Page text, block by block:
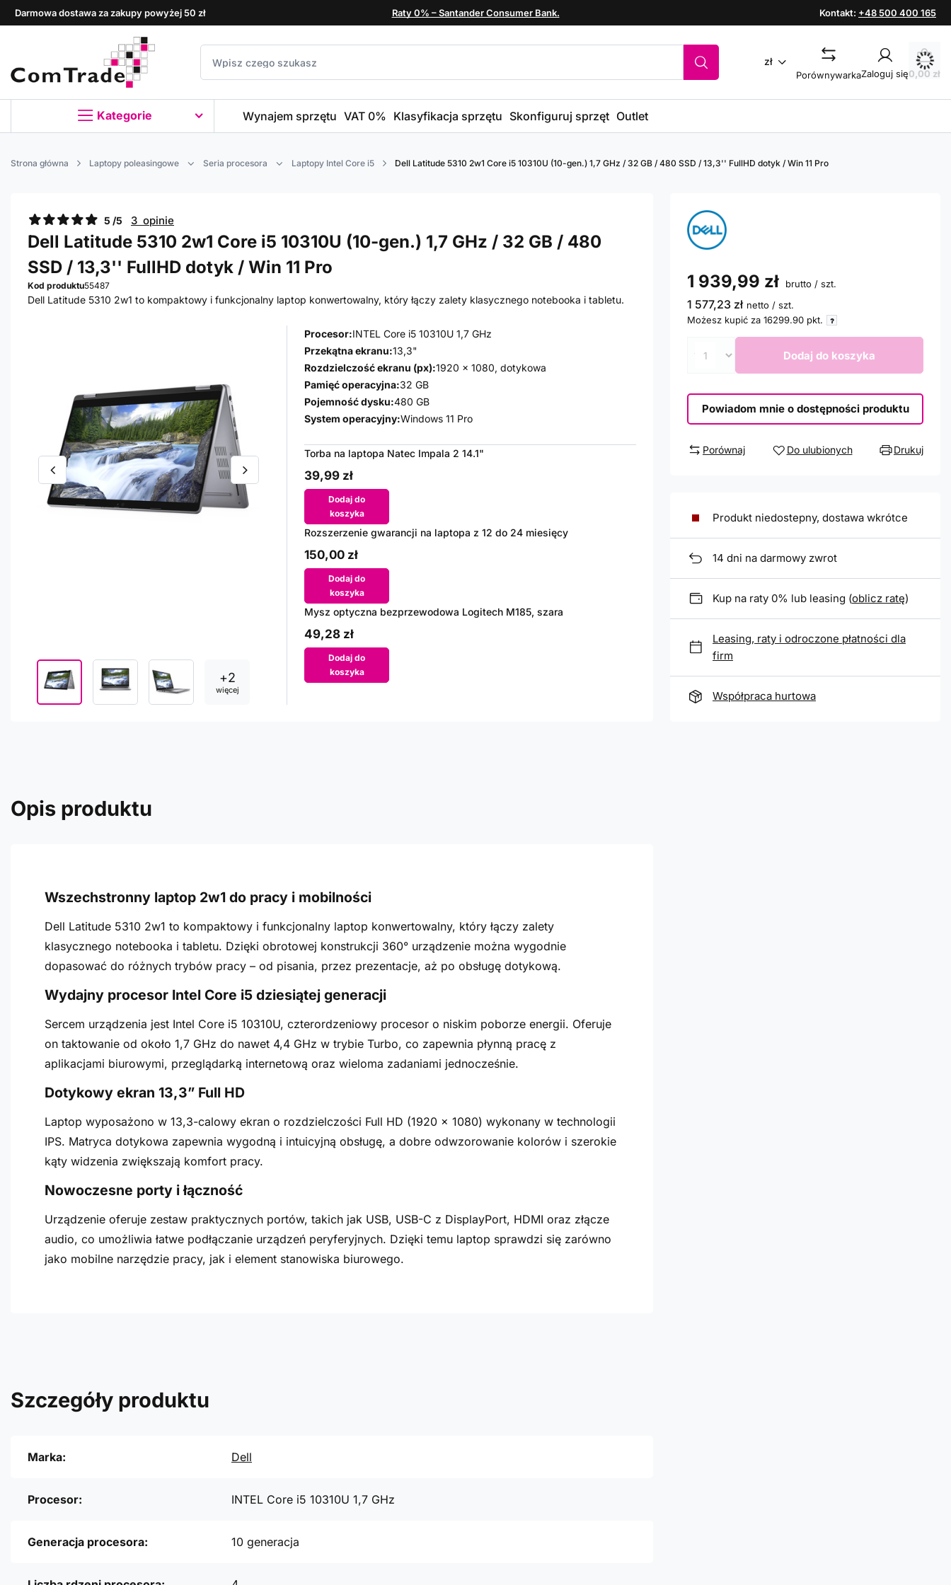
Darmowa dostawa za zakupy powyżej 50 zł Raty 0% – Santander Consumer Bank. Kontakt: +48 500 400 165
zł
PorównywarkaZaloguj się0,00 zł
Kategorie Wynajem sprzętu VAT 0% Klasyfikacja sprzętu Skonfiguruj sprzęt Outlet
Strona główna Laptopy poleasingowe Seria procesora Laptopy Intel Core i5 Dell Latitude 5310 2w1 Core i5 10310U (10-gen.) 1,7 GHz / 32 GB / 480 SSD / 13,3'' FullHD dotyk / Win 11 Pro
5 /5 3 opinie
Dell Latitude 5310 2w1 Core i5 10310U (10-gen.) 1,7 GHz / 32 GB / 480
SSD / 13,3'' FullHD dotyk / Win 11 Pro
Kod produktu55487
Dell Latitude 5310 2w1 to kompaktowy i funkcjonalny laptop konwertowalny, który łączy zalety klasycznego notebooka i tabletu.
+2
więcej
Procesor:INTEL Core i5 10310U 1,7 GHz
Przekątna ekranu:13,3"
Rozdzielczość ekranu (px):1920 x 1080, dotykowa
Pamięć operacyjna:32 GB
Pojemność dysku:480 GB
System operacyjny:Windows 11 Pro
Torba na laptopa Natec Impala 2 14.1"
39,99 zł
Dodaj do
koszyka
Rozszerzenie gwarancji na laptopa z 12 do 24 miesięcy
150,00 zł
Dodaj do
koszyka
Mysz optyczna bezprzewodowa Logitech M185, szara
49,28 zł
Dodaj do
koszyka
1 939,99 zł brutto / szt.
1 577,23 zł netto / szt.
Możesz kupić za 16299.90 pkt.
Dodaj do koszyka
Powiadom mnie o dostępności produktu
Porównaj Do ulubionych Drukuj
Produkt niedostepny, dostawa wkrótce
14 dni na darmowy zwrot
Kup na raty 0% lub leasing (oblicz ratę)
Leasing, raty i odroczone płatności dla
firm
Współpraca hurtowa
Opis produktu
Wszechstronny laptop 2w1 do pracy i mobilności
Dell Latitude 5310 2w1 to kompaktowy i funkcjonalny laptop konwertowalny, który łączy zalety
klasycznego notebooka i tabletu. Dzięki obrotowej konstrukcji 360° urządzenie można wygodnie
dopasować do różnych trybów pracy – od pisania, przez prezentacje, aż po obsługę dotykową.
Wydajny procesor Intel Core i5 dziesiątej generacji
Sercem urządzenia jest Intel Core i5 10310U, czterordzeniowy procesor o niskim poborze energii. Oferuje
on taktowanie od około 1,7 GHz do nawet 4,4 GHz w trybie Turbo, co zapewnia płynną pracę z
aplikacjami biurowymi, przeglądarką internetową oraz wieloma zadaniami jednocześnie.
Dotykowy ekran 13,3” Full HD
Laptop wyposażono w 13,3-calowy ekran o rozdzielczości Full HD (1920 × 1080) wykonany w technologii
IPS. Matryca dotykowa zapewnia wygodną i intuicyjną obsługę, a dobre odwzorowanie kolorów i szerokie
kąty widzenia zwiększają komfort pracy.
Nowoczesne porty i łączność
Urządzenie oferuje zestaw praktycznych portów, takich jak USB, USB-C z DisplayPort, HDMI oraz złącze
audio, co umożliwia łatwe podłączanie urządzeń peryferyjnych. Dzięki temu laptop sprawdzi się zarówno
jako mobilne narzędzie pracy, jak i element stanowiska biurowego.
Szczegóły produktu
Marka: Dell
Procesor: INTEL Core i5 10310U 1,7 GHz
Generacja procesora: 10 generacja